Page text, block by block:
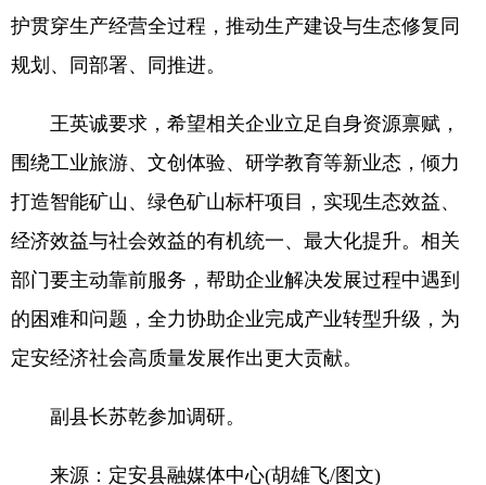
护贯穿生产经营全过程，推动生产建设与生态修复同
规划、同部署、同推进。
王英诚要求，希望相关企业立足自身资源禀赋，
围绕工业旅游、文创体验、研学教育等新业态，倾力
打造智能矿山、绿色矿山标杆项目，实现生态效益、
经济效益与社会效益的有机统一、最大化提升。相关
部门要主动靠前服务，帮助企业解决发展过程中遇到
的困难和问题，全力协助企业完成产业转型升级，为
定安经济社会高质量发展作出更大贡献。
副县长苏乾参加调研。
来源：定安县融媒体中心(胡雄飞/图文)